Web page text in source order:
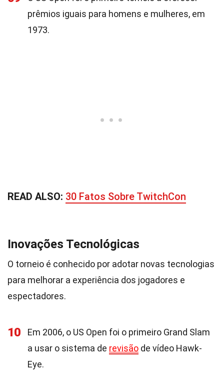
prêmios iguais para homens e mulheres, em
1973.
READ ALSO: 30 Fatos Sobre TwitchCon
Inovações Tecnológicas
O torneio é conhecido por adotar novas tecnologias
para melhorar a experiência dos jogadores e
espectadores.
10
Em 2006, o US Open foi o primeiro Grand Slam
a usar o sistema de revisão de vídeo Hawk-
Eye.